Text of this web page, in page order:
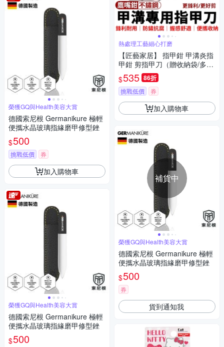
榮獲GQ與Health美容大賞
德國索尼根 Germanikure 極輕
便攜水晶玻璃指緣磨甲修型銼
$500
挑戰低價 券
加入購物車
榮獲GQ與Health美容大賞
德國索尼根 Germanikure 極輕
便攜水晶玻璃指緣磨甲修型銼
$500
熱處理工藝細心打磨
【匠藝家居】 指甲鉗 甲溝炎指
甲鉗 剪指甲刀（贈收納袋/多功
能七件套）
$535 86折
挑戰低價 券
加入購物車
補貨中
榮獲GQ與Health美容大賞
德國索尼根 Germanikure 極輕
便攜水晶玻璃指緣磨甲修型銼
$500
券
貨到通知我